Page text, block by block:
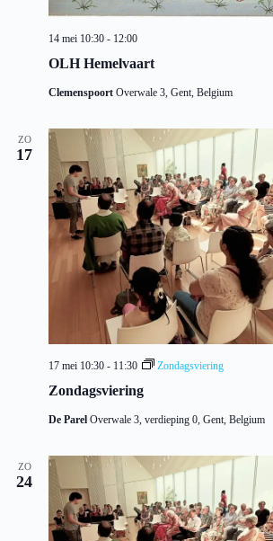
OLH Hemelvaart
14 mei 10:30 - 12:00
Clemenspoort Overwale 3, Gent, Belgium
ZO
17
Zondagsviering
17 mei 10:30 - 11:30 Zondagsviering
De Parel Overwale 3, verdieping 0, Gent, Belgium
ZO
24